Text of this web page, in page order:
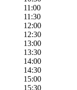
11:00
11:30
12:00
12:30
13:00
13:30
14:00
14:30
15:00
15:30